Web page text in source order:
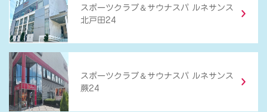
スポーツクラブ ＆ サウナスパ ルネサンス
北戸田24
スポーツクラブ ＆ サウナスパ ルネサンス
蕨24